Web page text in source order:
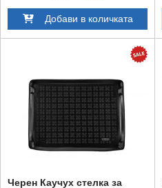
Добави в количката
Черен Каучух стелка за